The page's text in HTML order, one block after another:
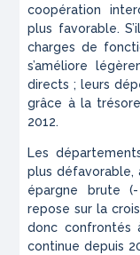
coopération
plus favorable.
charges de
s’améliore
directs ; leurs
grâce à la
2012.
Les
plus défavorable,
épargne brute
repose sur la
donc confrontés
continue depuis